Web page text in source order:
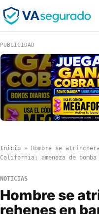
PUBLICIDAD
Inicio »
Hombre se
California; amenaza de
NOTICIAS
Hombre se
rehenes en